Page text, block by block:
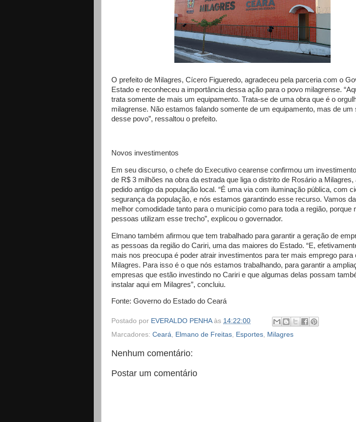
O prefeito de Milagres, Cícero Figueredo, agradeceu pela parceria com o
Estado e reconheceu a importância dessa ação para o povo milagrense.
trata somente de mais um equipamento. Trata-se de uma obra que é o
milagrense. Não estamos falando somente de um equipamento, mas de um
desse povo”, ressaltou o prefeito.
Novos investimentos
Em seu discurso, o chefe do Executivo cearense confirmou um
de R$ 3 milhões na obra da estrada que liga o distrito de Rosário a Milagres,
pedido antigo da população local. “É uma via com iluminação pública, com
segurança da população, e nós estamos garantindo esse recurso. Vamos
melhor comodidade tanto para o município como para toda a região, porque
pessoas utilizam esse trecho”, explicou o governador.
Elmano também afirmou que tem trabalhado para garantir a geração de
as pessoas da região do Cariri, uma das maiores do Estado. “E,
mais nos preocupa é poder atrair investimentos para ter mais emprego para
Milagres. Para isso é o que nós estamos trabalhando, para garantir a
empresas que estão investindo no Cariri e que algumas delas possam
instalar aqui em Milagres”, concluiu.
Fonte: Governo do Estado do Ceará
Postado por EVERALDO PENHA às 14:22:00
Marcadores: Ceará, Elmano de Freitas, Esportes, Milagres
Nenhum comentário:
Postar um comentário